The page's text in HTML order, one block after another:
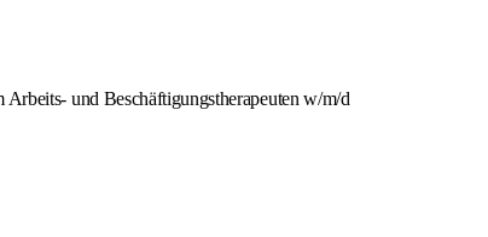
und Beschäftigungstherapeuten w/m/d